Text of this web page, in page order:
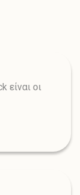
είναι οι